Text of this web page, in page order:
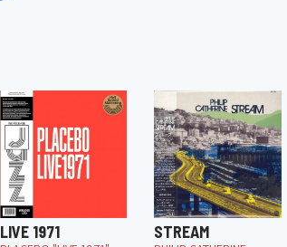
LIVE 1971 STREAM